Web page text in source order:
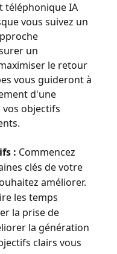
téléphonique IA
vous suivez un
un
le retour
vous guideront à
d'une
objectifs
: Commencez
clés de votre
améliorer.
les temps
la prise de
la génération
clairs vous